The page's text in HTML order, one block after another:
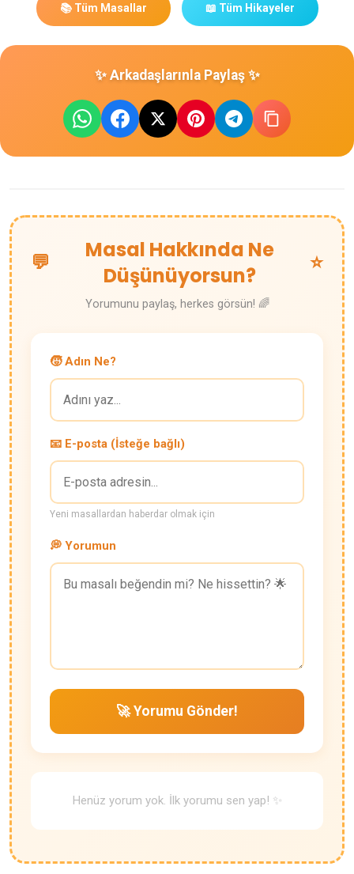
📚 Tüm Masallar 📖 Tüm Hikayeler
✨ Arkadaşlarınla Paylaş ✨
💬
Masal Hakkında Ne
Düşünüyorsun?
⭐
Yorumunu paylaş, herkes görsün! 🌈
🧒 Adın Ne?
📧 E-posta (İsteğe bağlı)
Yeni masallardan haberdar olmak için
💭 Yorumun
🚀 Yorumu Gönder!
Henüz yorum yok. İlk yorumu sen yap! ✨